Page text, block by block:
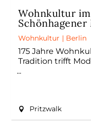
Wohnkultur
Schönhagener
Wohnkultur | Berlin
175 Jahre
Tradition trifft
Pritzwalk